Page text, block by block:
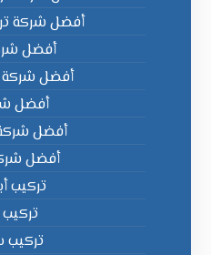
أفضل شركة
أفضل
أفضل شركة
أفضل
أفضل
أفضل
تركيب
تركيب
تركيب